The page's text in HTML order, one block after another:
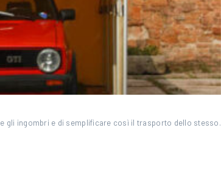
gli ingombri e di semplificare così il trasporto dello stesso.